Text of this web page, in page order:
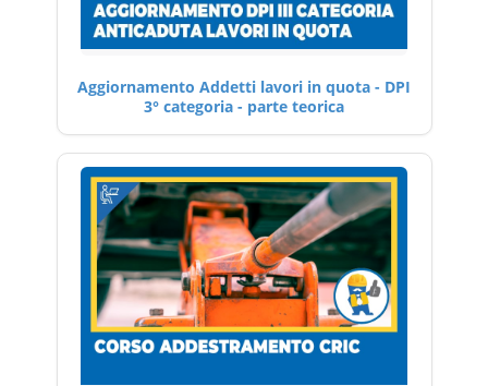
Aggiornamento Addetti lavori in quota - DPI
3° categoria - parte teorica